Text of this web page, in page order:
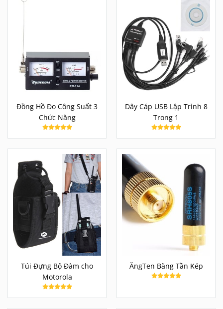
Đồng Hồ Đo Công Suất 3
Chức Năng
Dây Cáp USB Lập Trình 8
Trong 1
Túi Đựng Bộ Đàm cho
Motorola
ĂngTen Băng Tần Kép